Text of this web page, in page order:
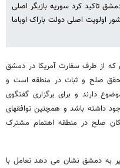
تاکید کرد سوریه بازیگر اصلی
اولویت اصلی دولت باراک اوباما
که از طرف سفارت آمریکا در دمشق
صلح و ثبات در منطقه است و
دارند و برای برگزاری گفتگوی
داشته باشد و همچنین توافقهای
صلح در منطقه اهتمام مشترک
به دمشق نشان می دهد تعامل با